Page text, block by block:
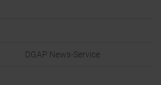
DGAP News-Service